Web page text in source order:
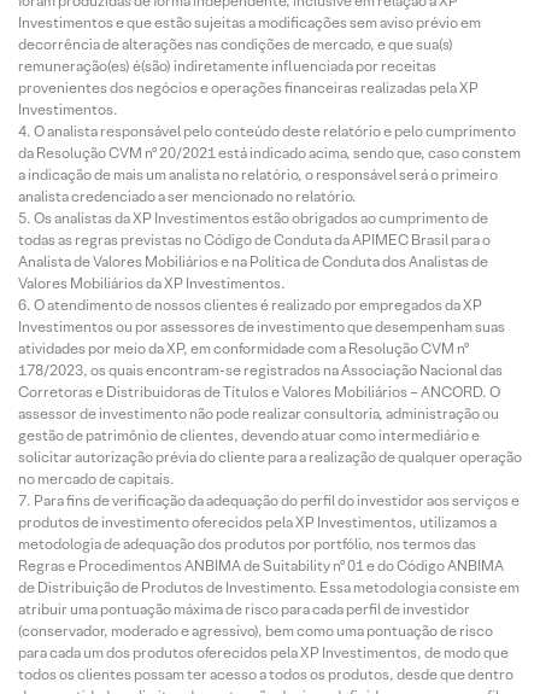
Investimentos e que estão sujeitas a modificações sem aviso prévio em
decorrência de alterações nas condições de mercado, e que sua(s)
remuneração(es) é(são) indiretamente influenciada por receitas
provenientes dos negócios e operações financeiras realizadas pela XP
Investimentos.
O analista responsável pelo conteúdo deste relatório e pelo cumprimento
da Resolução CVM nº 20/2021 está indicado acima, sendo que, caso constem
a indicação de mais um analista no relatório, o responsável será o primeiro
analista credenciado a ser mencionado no relatório.
Os analistas da XP Investimentos estão obrigados ao cumprimento de
todas as regras previstas no Código de Conduta da APIMEC Brasil para o
Analista de Valores Mobiliários e na Política de Conduta dos Analistas de
Valores Mobiliários da XP Investimentos.
O atendimento de nossos clientes é realizado por empregados da XP
Investimentos ou por assessores de investimento que desempenham suas
atividades por meio da XP, em conformidade com a Resolução CVM nº
178/2023, os quais encontram-se registrados na Associação Nacional das
Corretoras e Distribuidoras de Títulos e Valores Mobiliários – ANCORD. O
assessor de investimento não pode realizar consultoria, administração ou
gestão de patrimônio de clientes, devendo atuar como intermediário e
solicitar autorização prévia do cliente para a realização de qualquer operação
no mercado de capitais.
Para fins de verificação da adequação do perfil do investidor aos serviços e
produtos de investimento oferecidos pela XP Investimentos, utilizamos a
metodologia de adequação dos produtos por portfólio, nos termos das
Regras e Procedimentos ANBIMA de Suitability nº 01 e do Código ANBIMA
de Distribuição de Produtos de Investimento. Essa metodologia consiste em
atribuir uma pontuação máxima de risco para cada perfil de investidor
(conservador, moderado e agressivo), bem como uma pontuação de risco
para cada um dos produtos oferecidos pela XP Investimentos, de modo que
todos os clientes possam ter acesso a todos os produtos, desde que dentro